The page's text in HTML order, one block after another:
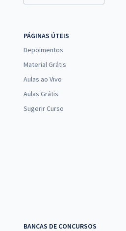
PÁGINAS ÚTEIS
Depoimentos
Material Grátis
Aulas ao Vivo
Aulas Grátis
Sugerir Curso
BANCAS DE CONCURSOS